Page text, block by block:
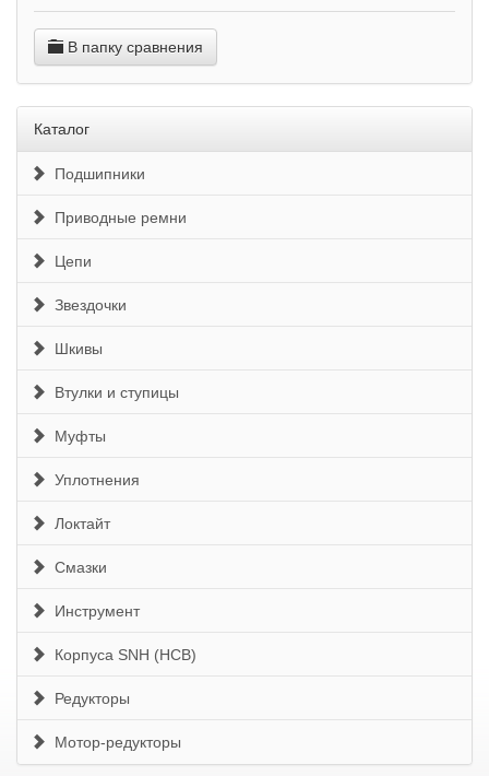
В папку сравнения
Каталог
Подшипники
Приводные ремни
Цепи
Звездочки
Шкивы
Втулки и ступицы
Муфты
Уплотнения
Локтайт
Смазки
Инструмент
Корпуса SNH (HCB)
Редукторы
Мотор-редукторы